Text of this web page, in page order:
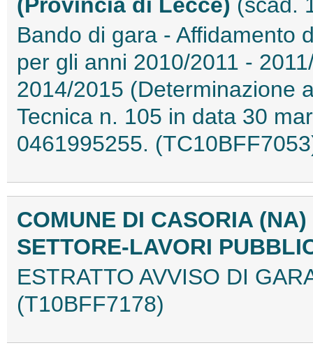
Bando di gara - Affidamento
per gli anni 2010/2011 -
2014/2015 (Determinazione
Tecnica n. 105 in data 30
0461995255.
COMUNE DI CASORIA (NA)
SETTORE-LAVORI
ESTRATTO AVVISO DI
(T10BFF7178)